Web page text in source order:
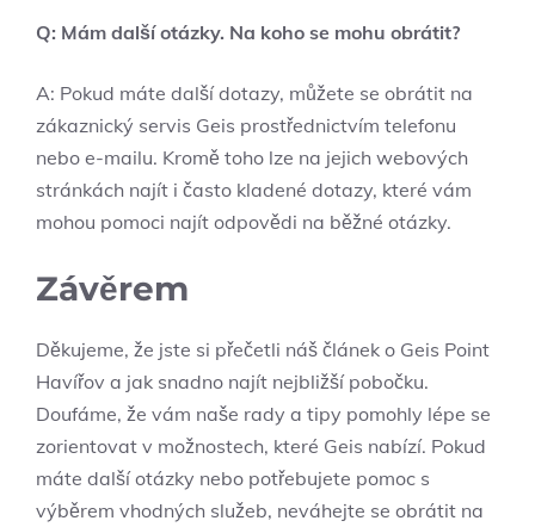
Q: Mám další otázky. Na koho se mohu obrátit?
A: Pokud máte další dotazy, můžete se obrátit na
zákaznický servis Geis prostřednictvím telefonu
nebo e-mailu. Kromě toho lze na jejich webových
stránkách najít i často kladené dotazy, které vám
mohou pomoci najít odpovědi na běžné otázky.
Závěrem
Děkujeme, že jste si přečetli náš článek o Geis Point
Havířov a jak snadno najít nejbližší pobočku.
Doufáme, že vám naše rady a tipy pomohly lépe se
zorientovat v možnostech, které Geis nabízí. Pokud
máte další otázky nebo potřebujete pomoc s
výběrem vhodných služeb, neváhejte se obrátit na